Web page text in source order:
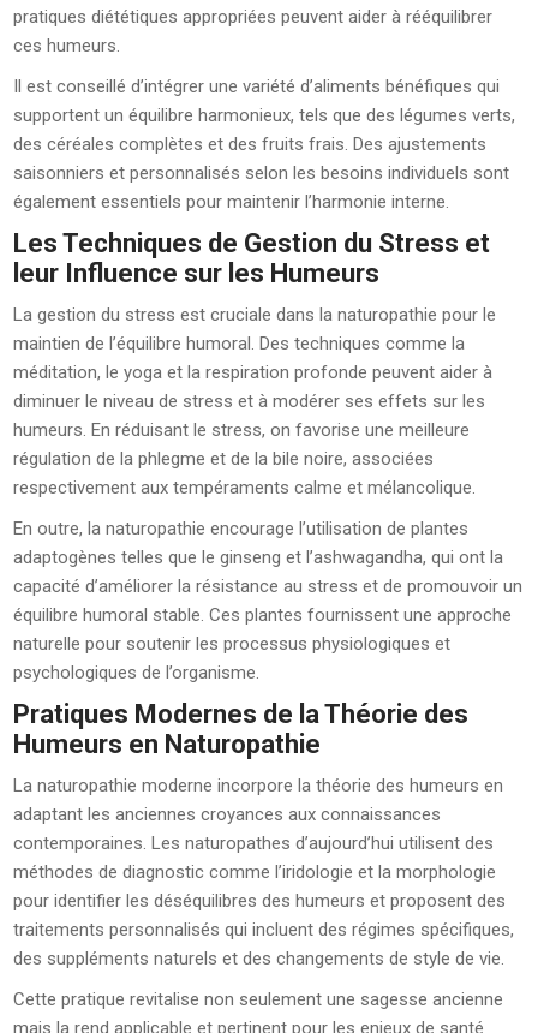
pratiques diététiques appropriées peuvent aider à rééquilibrer
ces humeurs.
Il est conseillé d’intégrer une variété d’aliments bénéfiques qui
supportent un équilibre harmonieux, tels que des légumes verts,
des céréales complètes et des fruits frais. Des ajustements
saisonniers et personnalisés selon les besoins individuels sont
également essentiels pour maintenir l’harmonie interne.
Les Techniques de Gestion du Stress et
leur Influence sur les Humeurs
La gestion du stress est cruciale dans la naturopathie pour le
maintien de l’équilibre humoral. Des techniques comme la
méditation, le yoga et la respiration profonde peuvent aider à
diminuer le niveau de stress et à modérer ses effets sur les
humeurs. En réduisant le stress, on favorise une meilleure
régulation de la phlegme et de la bile noire, associées
respectivement aux tempéraments calme et mélancolique.
En outre, la naturopathie encourage l’utilisation de plantes
adaptogènes telles que le ginseng et l’ashwagandha, qui ont la
capacité d’améliorer la résistance au stress et de promouvoir un
équilibre humoral stable. Ces plantes fournissent une approche
naturelle pour soutenir les processus physiologiques et
psychologiques de l’organisme.
Pratiques Modernes de la Théorie des
Humeurs en Naturopathie
La naturopathie moderne incorpore la théorie des humeurs en
adaptant les anciennes croyances aux connaissances
contemporaines. Les naturopathes d’aujourd’hui utilisent des
méthodes de diagnostic comme l’iridologie et la morphologie
pour identifier les déséquilibres des humeurs et proposent des
traitements personnalisés qui incluent des régimes spécifiques,
des suppléments naturels et des changements de style de vie.
Cette pratique revitalise non seulement une sagesse ancienne